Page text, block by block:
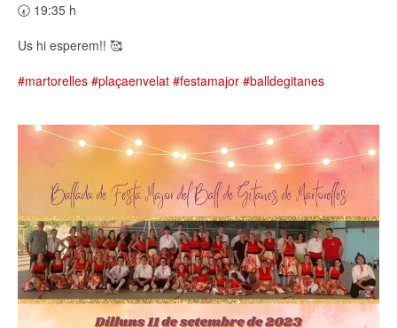
🕢 19:35 h
Us hi esperem!! 🥰
#martorelles #plaçaenvelat #festamajor #balldegitanes